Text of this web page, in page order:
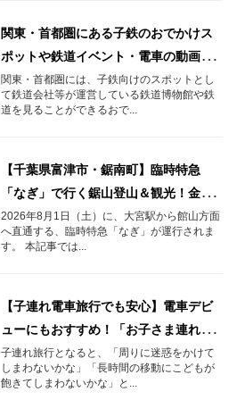
関東・首都圏にある子鉄のおでかけス
ポットや鉄道イベント・電車の動画を
紹介！
関東・首都圏には、子鉄向けのスポットとし
て鉄道会社等が運営している鉄道博物館や鉄
道を見ることができるおで...
【千葉県富津市・鋸南町】臨時特急
「なぎ」で行く鋸山登山＆観光！金谷
エリアの見どころをご紹介します
2026年8月1日（土）に、大宮駅から館山方面
へ直通する、臨時特急「なぎ」が運行されま
す。 本記事では...
【子連れ電車旅行でも安心】電車デビ
ューにもおすすめ！「お子さま連れ専
用車両で行く上野動物園の旅」
子連れ旅行となると、「周りに迷惑をかけて
しまわないかな」「長時間の移動にこどもが
飽きてしまわないかな」と...